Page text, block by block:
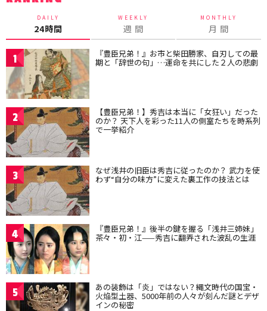
DAILY
24時間
WEEKLY
週 間
MONTHLY
月 間
1 『豊臣兄弟！』お市と柴田勝家、自刃しての最
期と「辞世の句」…運命を共にした２人の悲劇
2 【豊臣兄弟！】秀吉は本当に「女狂い」だった
のか？ 天下人を彩った11人の側室たちを時系列
で一挙紹介
3 なぜ浅井の旧臣は秀吉に従ったのか？ 武力を使
わず“自分の味方”に変えた裏工作の技法とは
4 『豊臣兄弟！』後半の鍵を握る「浅井三姉妹」
茶々・初・江——秀吉に翻弄された波乱の生涯
5 あの装飾は「炎」ではない？縄文時代の国宝・
火焔型土器、5000年前の人々が刻んだ謎とデザ
インの秘密